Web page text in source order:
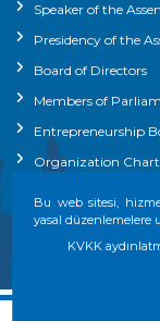
Speaker of the
Presidency of the
Board of Directors
Members of
Entrepreneurship
Organization Chart
Bu web sitesi,
yasal düzenlemelere
KVKK